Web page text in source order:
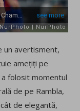
un avertisment,
amețiți pe
folosit momentul
de pe Rambla,
de elegantă,